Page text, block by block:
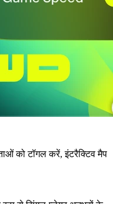
को टॉगल करें, इंटरैक्टिव मैप